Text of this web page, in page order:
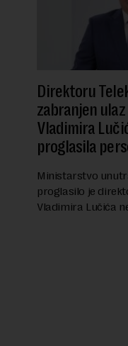
Direktoru
zabranjen ulaz
Vladimira
proglasila
Ministarstvo
proglasilo je
Vladimira Lučića